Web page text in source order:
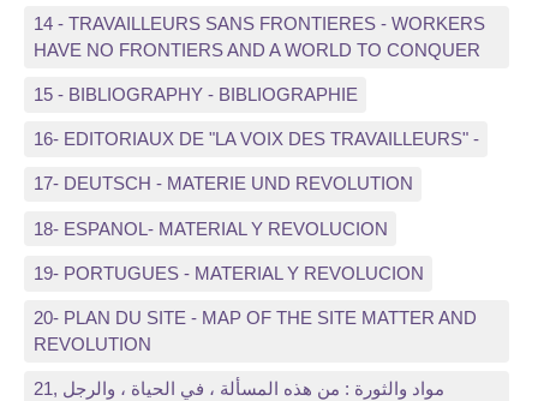
14 - TRAVAILLEURS SANS FRONTIERES - WORKERS
HAVE NO FRONTIERS AND A WORLD TO CONQUER
15 - BIBLIOGRAPHY - BIBLIOGRAPHIE
16- EDITORIAUX DE "LA VOIX DES TRAVAILLEURS" -
17- DEUTSCH - MATERIE UND REVOLUTION
18- ESPANOL- MATERIAL Y REVOLUCION
19- PORTUGUES - MATERIAL Y REVOLUCION
20- PLAN DU SITE - MAP OF THE SITE MATTER AND
REVOLUTION
21, مواد والثورة : من هذه المسألة ، في الحياة ، والرجل